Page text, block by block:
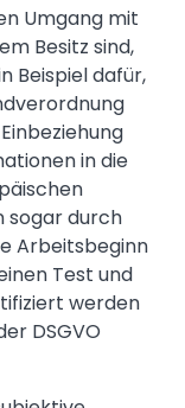
Umgang mit
Besitz sind,
Beispiel dafür,
in die
sogar durch
Arbeitsbeginn
Test und
werden
DSGVO